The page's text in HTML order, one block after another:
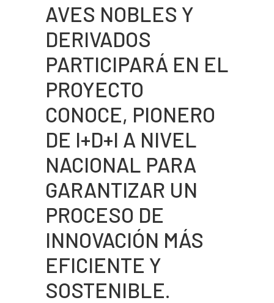
AVES NOBLES Y
DERIVADOS
PARTICIPARÁ EN EL
PROYECTO
CONOCE, PIONERO
DE I+D+I A NIVEL
NACIONAL PARA
GARANTIZAR UN
PROCESO DE
INNOVACIÓN MÁS
EFICIENTE Y
SOSTENIBLE.